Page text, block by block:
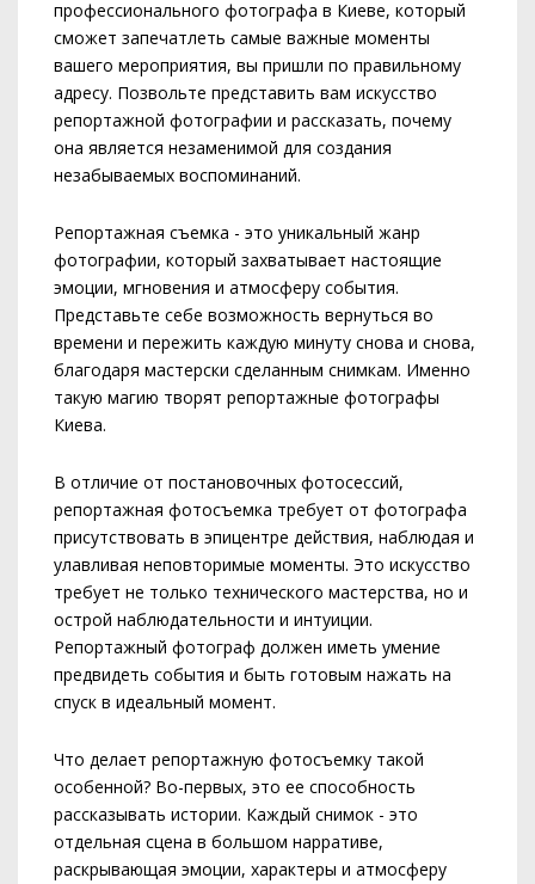
профессионального фотографа в Киеве, который
сможет запечатлеть самые важные моменты
вашего мероприятия, вы пришли по правильному
адресу. Позвольте представить вам искусство
репортажной фотографии и рассказать, почему
она является незаменимой для создания
незабываемых воспоминаний.
Репортажная съемка - это уникальный жанр
фотографии, который захватывает настоящие
эмоции, мгновения и атмосферу события.
Представьте себе возможность вернуться во
времени и пережить каждую минуту снова и снова,
благодаря мастерски сделанным снимкам. Именно
такую магию творят репортажные фотографы
Киева.
В отличие от постановочных фотосессий,
репортажная фотосъемка требует от фотографа
присутствовать в эпицентре действия, наблюдая и
улавливая неповторимые моменты. Это искусство
требует не только технического мастерства, но и
острой наблюдательности и интуиции.
Репортажный фотограф должен иметь умение
предвидеть события и быть готовым нажать на
спуск в идеальный момент.
Что делает репортажную фотосъемку такой
особенной? Во-первых, это ее способность
рассказывать истории. Каждый снимок - это
отдельная сцена в большом нарративе,
раскрывающая эмоции, характеры и атмосферу